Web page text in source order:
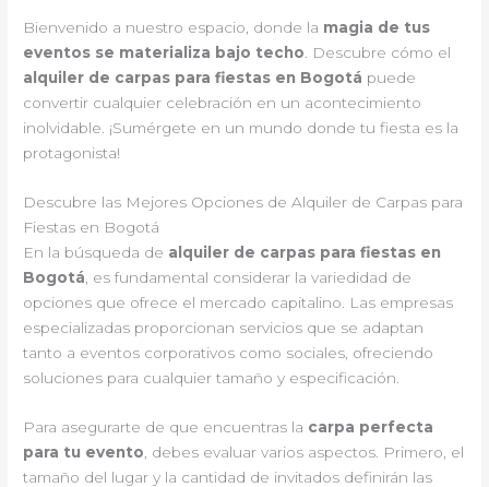
Bienvenido a nuestro espacio, donde la magia de tus
eventos se materializa bajo techo. Descubre cómo el
alquiler de carpas para fiestas en Bogotá puede
convertir cualquier celebración en un acontecimiento
inolvidable. ¡Sumérgete en un mundo donde tu fiesta es la
protagonista!
Descubre las Mejores Opciones de Alquiler de Carpas para
Fiestas en Bogotá
En la búsqueda de alquiler de carpas para fiestas en
Bogotá , es fundamental considerar la variedidad de
opciones que ofrece el mercado capitalino. Las empresas
especializadas proporcionan servicios que se adaptan
tanto a eventos corporativos como sociales, ofreciendo
soluciones para cualquier tamaño y especificación.
Para asegurarte de que encuentras la carpa perfecta
para tu evento , debes evaluar varios aspectos. Primero, el
tamaño del lugar y la cantidad de invitados definirán las